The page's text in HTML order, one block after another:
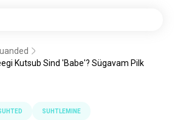
Kutsub Sind 'Babe'? Sügavam Pilk
SUHTLEMINE